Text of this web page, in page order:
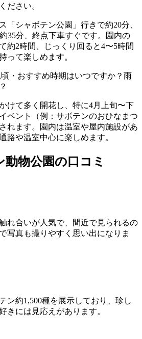
ださい。
「シャボテン公園」行きで約20分、
35分、終点下車すぐです。園内の
約2時間、じっくり回ると4〜5時間
って楽しめます。
・おすすめ時期はいつですか？雨
けて多く開花し、特に4月上旬〜下
ベント（例：サボテンのおひなまつ
れます。園内は温室や屋内施設があ
路や温室中心に楽しめます。
物公園の口コミ
れ合いが人気で、間近で見られるの
写真も撮りやすく思い出になりま
ン約1,500種を展示しており、珍し
きには見応えがあります。